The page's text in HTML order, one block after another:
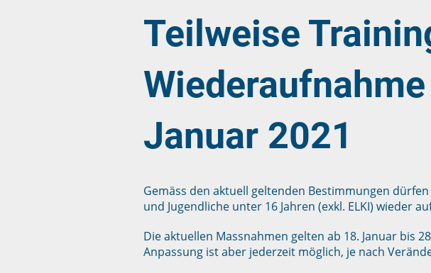
Teilweise
Januar 2021
Gemäss den aktuell geltenden Bestimmungen
und Jugendliche unter 16 Jahren (exkl. ELKI) wieder
Die aktuellen Massnahmen gelten ab 18. Januar bis
Anpassung ist aber jederzeit möglich, je nach